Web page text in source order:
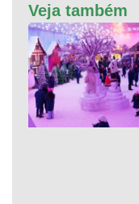
Veja também